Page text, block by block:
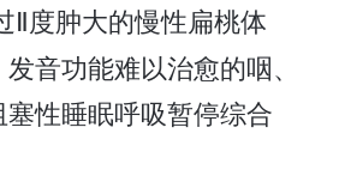
Ⅱ度肿大的慢性扁桃体
音功能难以治愈的咽、
性睡眠呼吸暂停综合